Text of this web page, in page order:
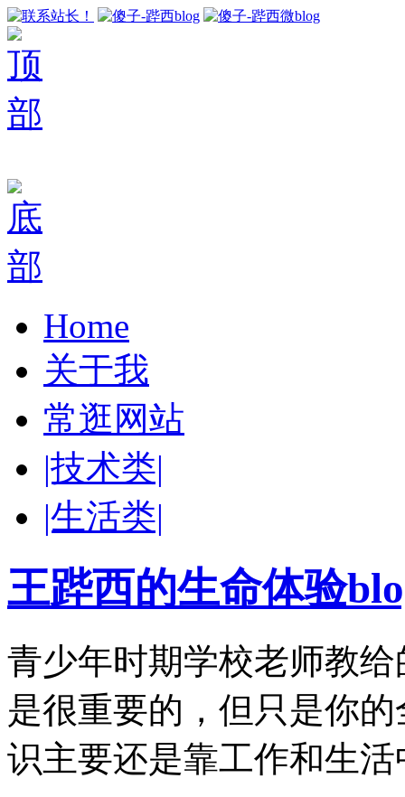
Home
关于我
常逛网站
|技术类|
|生活类|
王跸西的生命体验
青少年时期学校老师教
是很重要的，但只是你
识主要还是靠工作和生